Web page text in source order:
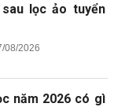
lọc ảo tuyển
08/2026
năm 2026 có gì